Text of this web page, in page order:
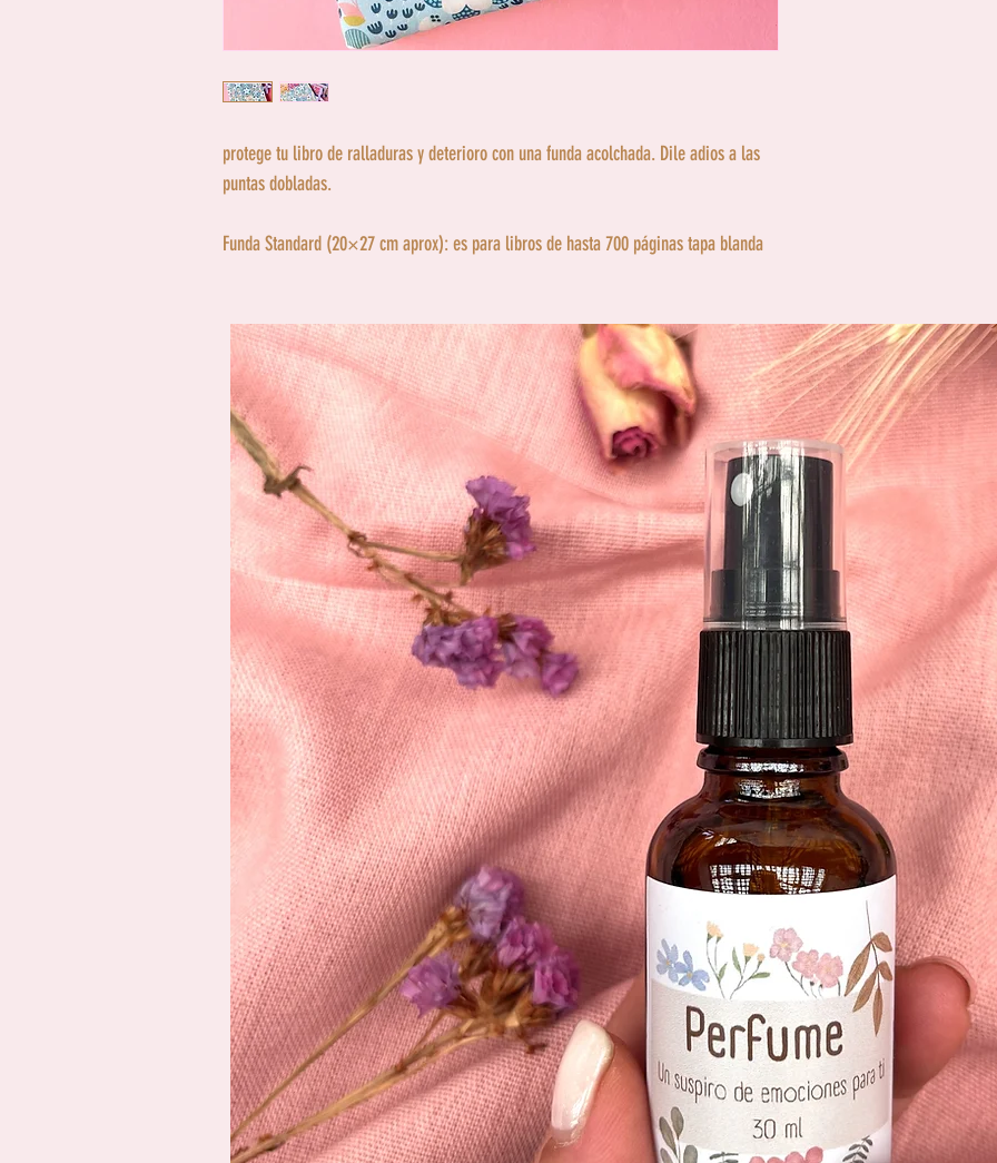
protege tu libro de ralladuras y deterioro con una funda acolchada. Dile adios a las
puntas dobladas.
Funda Standard (20×27 cm aprox): es para libros de hasta 700 páginas tapa blanda